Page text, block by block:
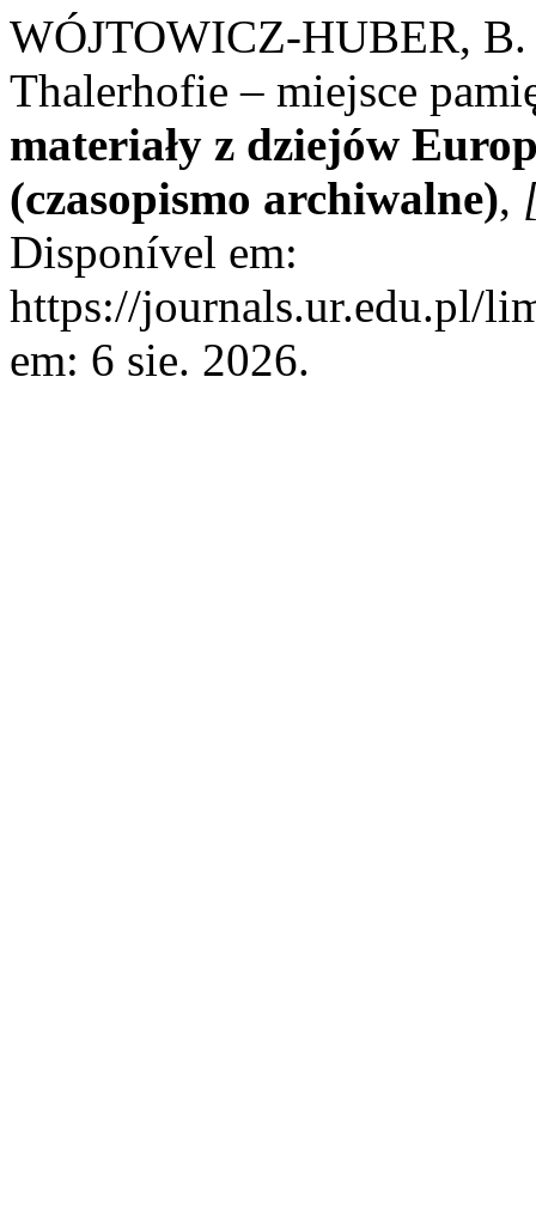
WÓJTOWICZ-HUBER,
Thalerhofie – miejsce
materiały z dziejów
(czasopismo archiwalne),
Disponível em:
https://journals.ur.edu.pl/
em: 6 sie. 2026.